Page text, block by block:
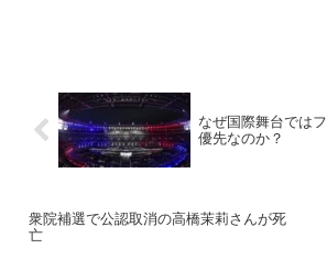
なぜ国際舞台では
優先なのか？
衆院補選で公認取消の高橋茉莉さんが死
亡